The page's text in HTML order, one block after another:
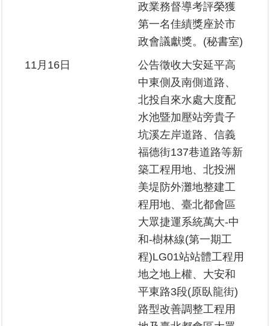
政業務督導考評榮獲
第一名佳績獎座於市
政會議獻獎。(秘書室)
11月16日
公告徵收大安延平高
中東側及南側道路、
北投自來水處大度配
水池暨加壓站旁貴子
坑溪左岸道路、信義
福德街137巷道路等新
築工程用地、北投洲
美堤防外灘地整建工
程用地、臺北都會區
大眾捷運系統萬大-中
和-樹林線(第一期工
程)LG01站站體工程用
地之地上權、大安和
平東路3段(原臥龍街)
路型改善調整工程用